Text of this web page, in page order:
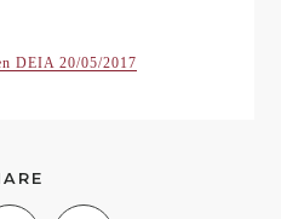
DEIA 20/05/2017